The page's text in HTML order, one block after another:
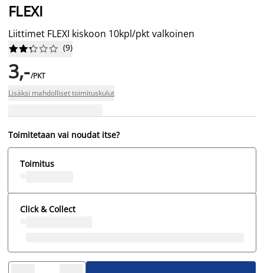
FLEXI
Liittimet FLEXI kiskoon 10kpl/pkt valkoinen





 (9)
3,-/PKT
Lisäksi mahdolliset toimituskulut
Toimitetaan vai noudat itse?
Toimitus
Click & Collect